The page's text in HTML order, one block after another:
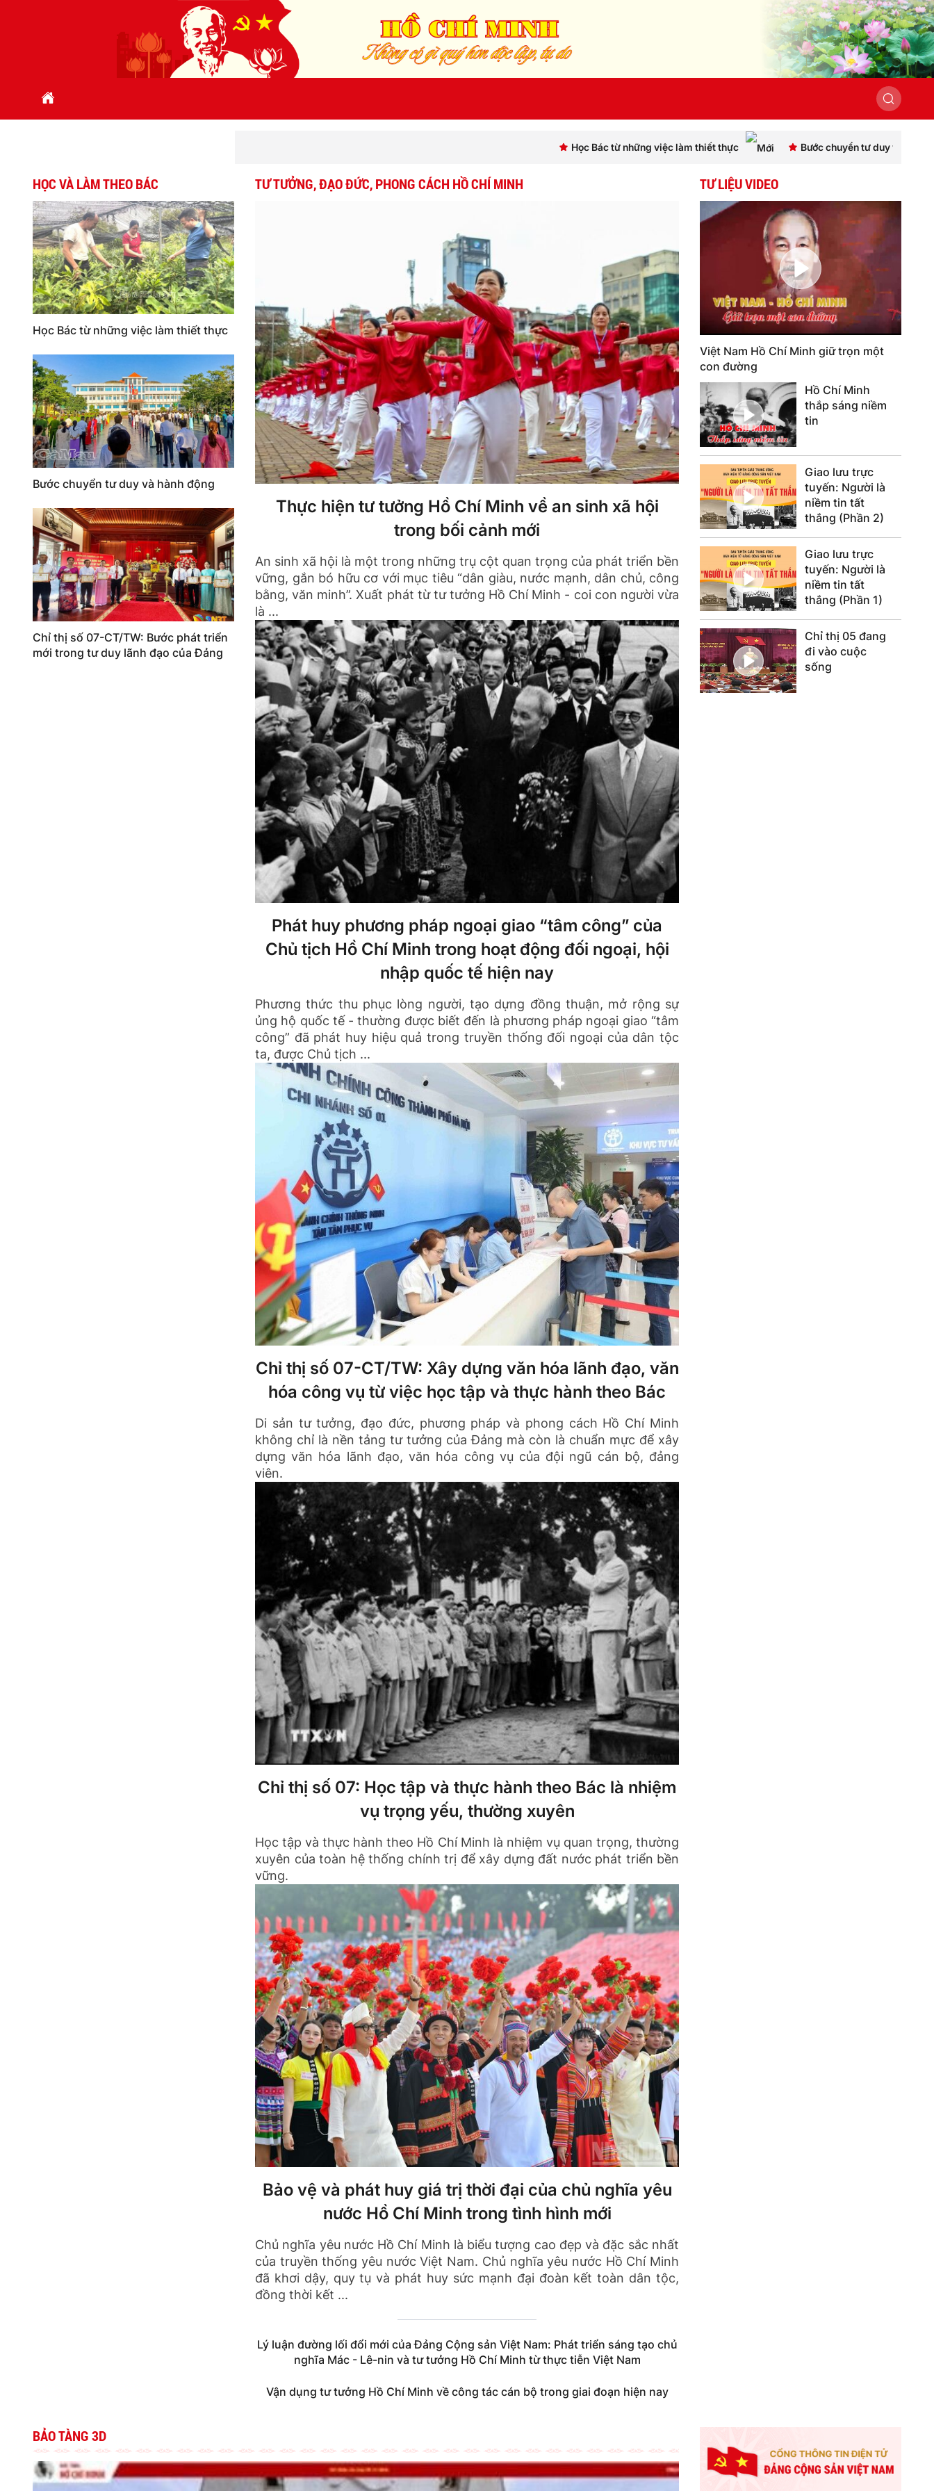
Học Bác từ những việc làm thiết thực Bước chuyển tư duy và hành động
HỌC VÀ LÀM THEO BÁC
Học Bác từ những việc làm thiết thực
Bước chuyển tư duy và hành động
Chỉ thị số 07-CT/TW: Bước phát triển
mới trong tư duy lãnh đạo của Đảng
TƯ TƯỞNG, ĐẠO ĐỨC, PHONG CÁCH HỒ CHÍ MINH
Thực hiện tư tưởng Hồ Chí Minh về an sinh xã hội
trong bối cảnh mới
An sinh xã hội là một trong những trụ cột quan trọng của phát triển bền
vững, gắn bó hữu cơ với mục tiêu “dân giàu, nước mạnh, dân chủ, công
bằng, văn minh”. Xuất phát từ tư tưởng Hồ Chí Minh - coi con người vừa
là ...
Phát huy phương pháp ngoại giao “tâm công” của
Chủ tịch Hồ Chí Minh trong hoạt động đối ngoại, hội
nhập quốc tế hiện nay
Phương thức thu phục lòng người, tạo dựng đồng thuận, mở rộng sự
ủng hộ quốc tế - thường được biết đến là phương pháp ngoại giao “tâm
công” đã phát huy hiệu quả trong truyền thống đối ngoại của dân tộc
ta, được Chủ tịch ...
Chỉ thị số 07-CT/TW: Xây dựng văn hóa lãnh đạo, văn
hóa công vụ từ việc học tập và thực hành theo Bác
Di sản tư tưởng, đạo đức, phương pháp và phong cách Hồ Chí Minh
không chỉ là nền tảng tư tưởng của Đảng mà còn là chuẩn mực để xây
dựng văn hóa lãnh đạo, văn hóa công vụ của đội ngũ cán bộ, đảng
viên.
Chỉ thị số 07: Học tập và thực hành theo Bác là nhiệm
vụ trọng yếu, thường xuyên
Học tập và thực hành theo Hồ Chí Minh là nhiệm vụ quan trọng, thường
xuyên của toàn hệ thống chính trị để xây dựng đất nước phát triển bền
vững.
Bảo vệ và phát huy giá trị thời đại của chủ nghĩa yêu
nước Hồ Chí Minh trong tình hình mới
Chủ nghĩa yêu nước Hồ Chí Minh là biểu tượng cao đẹp và đặc sắc nhất
của truyền thống yêu nước Việt Nam. Chủ nghĩa yêu nước Hồ Chí Minh
đã khơi dậy, quy tụ và phát huy sức mạnh đại đoàn kết toàn dân tộc,
đồng thời kết ...
Lý luận đường lối đổi mới của Đảng Cộng sản Việt Nam: Phát triển sáng tạo chủ
nghĩa Mác - Lê-nin và tư tưởng Hồ Chí Minh từ thực tiễn Việt Nam
Vận dụng tư tưởng Hồ Chí Minh về công tác cán bộ trong giai đoạn hiện nay
TƯ LIỆU VIDEO
Việt Nam Hồ Chí Minh giữ trọn một
con đường
Hồ Chí Minh
thắp sáng niềm
tin
Giao lưu trực
tuyến: Người là
niềm tin tất
thắng (Phần 2)
Giao lưu trực
tuyến: Người là
niềm tin tất
thắng (Phần 1)
Chỉ thị 05 đang
đi vào cuộc
sống
BẢO TÀNG 3D